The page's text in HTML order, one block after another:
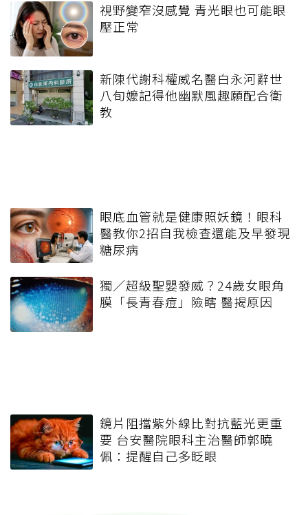
視野變窄沒感覺 青光眼也可能眼
壓正常
新陳代謝科權威名醫白永河辭世
八旬嬤記得他幽默風趣願配合衛
教
眼底血管就是健康照妖鏡！眼科
醫教你2招自我檢查還能及早發現
糖尿病
獨／超級聖嬰發威？24歲女眼角
膜「長青春痘」險瞎 醫揭原因
鏡片阻擋紫外線比對抗藍光更重
要 台安醫院眼科主治醫師郭曉
佩：提醒自己多眨眼